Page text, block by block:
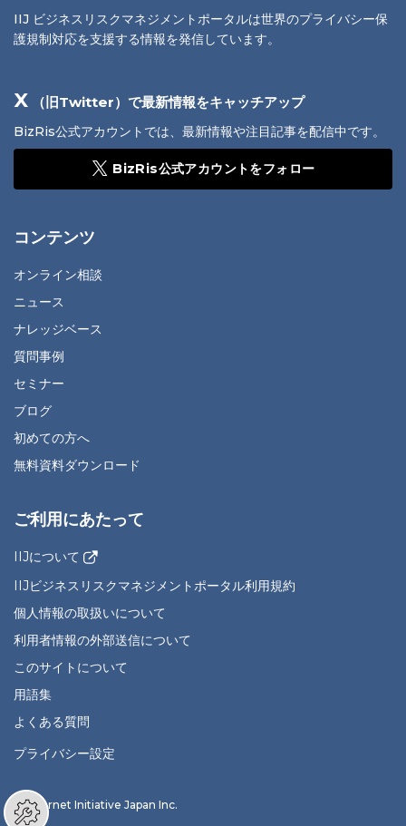
IIJ ビジネスリスクマネジメントポータルは世界のプライバシー保
護規制対応を支援する情報を発信しています。
X （旧Twitter）で最新情報をキャッチアップ
BizRis公式アカウントでは、最新情報や注目記事を配信中です。
BizRis公式アカウントをフォロー
コンテンツ
オンライン相談
ニュース
ナレッジベース
質問事例
セミナー
ブログ
初めての方へ
無料資料ダウンロード
ご利用にあたって
IIJについて
IIJビジネスリスクマネジメントポータル利用規約
個人情報の取扱いについて
利用者情報の外部送信について
このサイトについて
用語集
よくある質問
プライバシー設定
© Internet Initiative Japan Inc.